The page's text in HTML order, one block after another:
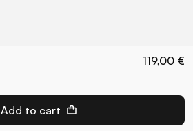
119,00 €
Add to cart